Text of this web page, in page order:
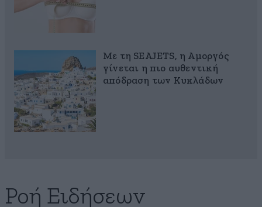
Με τη SEAJETS, η Αμοργός
γίνεται η πιο αυθεντική
απόδραση των Κυκλάδων
Ροή Ειδήσεων